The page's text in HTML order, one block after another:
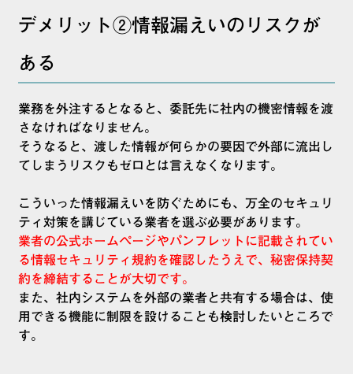
デメリット②情報漏えいのリスクが
ある
業務を外注するとなると、委託先に社内の機密情報を渡
さなければなりません。
そうなると、渡した情報が何らかの要因で外部に流出し
てしまうリスクもゼロとは言えなくなります。
こういった情報漏えいを防ぐためにも、万全のセキュリ
ティ対策を講じている業者を選ぶ必要があります。
業者の公式ホームページやパンフレットに記載されてい
る情報セキュリティ規約を確認したうえで、秘密保持契
約を締結することが大切です。
また、社内システムを外部の業者と共有する場合は、使
用できる機能に制限を設けることも検討したいところで
す。